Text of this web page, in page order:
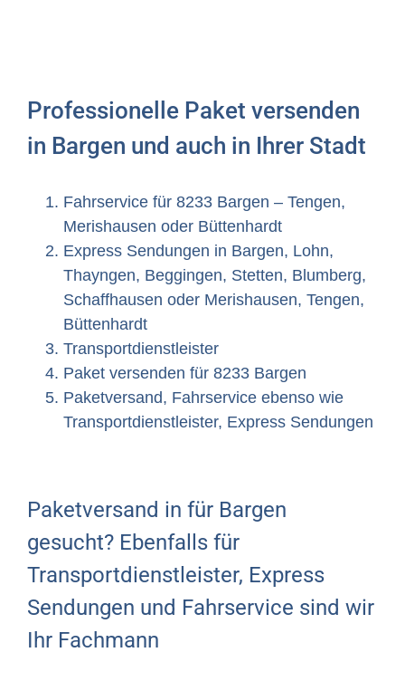
Professionelle Paket versenden
in Bargen und auch in Ihrer Stadt
Fahrservice für 8233 Bargen – Tengen,
Merishausen oder Büttenhardt
Express Sendungen in Bargen, Lohn,
Thayngen, Beggingen, Stetten, Blumberg,
Schaffhausen oder Merishausen, Tengen,
Büttenhardt
Transportdienstleister
Paket versenden für 8233 Bargen
Paketversand, Fahrservice ebenso wie
Transportdienstleister, Express Sendungen
Paketversand in für Bargen
gesucht? Ebenfalls für
Transportdienstleister, Express
Sendungen und Fahrservice sind wir
Ihr Fachmann